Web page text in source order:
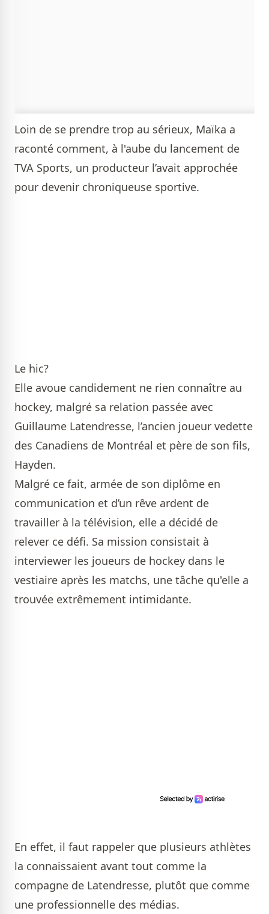
Loin de se prendre trop au sérieux, Maïka a
raconté comment, à l'aube du lancement de
TVA Sports, un producteur l’avait approchée
pour devenir chroniqueuse sportive.
Le hic?
Elle avoue candidement ne rien connaître au
hockey, malgré sa relation passée avec
Guillaume Latendresse, l’ancien joueur vedette
des Canadiens de Montréal et père de son fils,
Hayden.
Malgré ce fait, armée de son diplôme en
communication et d’un rêve ardent de
travailler à la télévision, elle a décidé de
relever ce défi. Sa mission consistait à
interviewer les joueurs de hockey dans le
vestiaire après les matchs, une tâche qu'elle a
trouvée extrêmement intimidante.
En effet, il faut rappeler que plusieurs athlètes
la connaissaient avant tout comme la
compagne de Latendresse, plutôt que comme
une professionnelle des médias.